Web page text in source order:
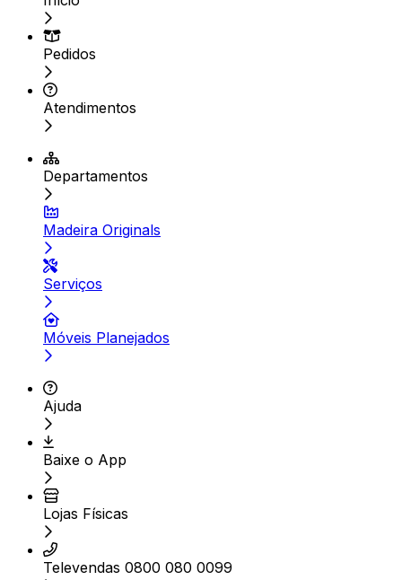
Pedidos
Atendimentos
Departamentos
Madeira Originals
Serviços
Móveis Planejados
Ajuda
Baixe o App
Lojas Físicas
Televendas 0800 080 0099